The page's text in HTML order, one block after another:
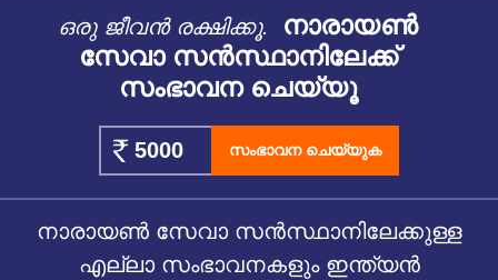
ഒരു ജീവൻ രക്ഷിക്കൂ.
നാരായൺ
സേവാ സൻസ്ഥാനിലേക്ക്
സംഭാവന ചെയ്യൂ
സംഭാവന ചെയ്യുക
നാരായൺ സേവാ സൻസ്ഥാനിലേക്കുള്ള
എല്ലാ സംഭാവനകളും ഇന്ത്യൻ